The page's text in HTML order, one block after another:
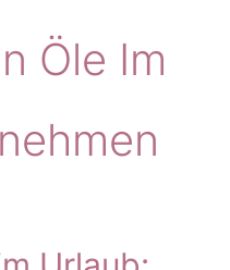
Öle Im